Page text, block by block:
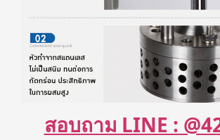
สอบถาม LINE :